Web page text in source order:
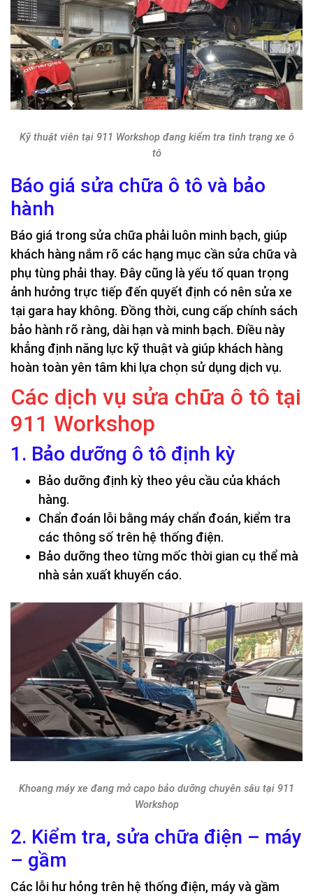
Kỹ thuật viên tại 911 Workshop đang kiểm tra tình trạng xe ô
tô
Báo giá sửa chữa ô tô và bảo
hành
Báo giá trong sửa chữa phải luôn minh bạch, giúp
khách hàng nắm rõ các hạng mục cần sửa chữa và
phụ tùng phải thay. Đây cũng là yếu tố quan trọng
ảnh hưởng trực tiếp đến quyết định có nên sửa xe
tại gara hay không. Đồng thời, cung cấp chính sách
bảo hành rõ ràng, dài hạn và minh bạch. Điều này
khẳng định năng lực kỹ thuật và giúp khách hàng
hoàn toàn yên tâm khi lựa chọn sử dụng dịch vụ.
Các dịch vụ sửa chữa ô tô tại
911 Workshop
1. Bảo dưỡng ô tô định kỳ
Bảo dưỡng định kỳ theo yêu cầu của khách
hàng.
Chẩn đoán lỗi bằng máy chẩn đoán, kiểm tra
các thông số trên hệ thống điện.
Bảo dưỡng theo từng mốc thời gian cụ thể mà
nhà sản xuất khuyến cáo.
Khoang máy xe đang mở capo bảo dưỡng chuyên sâu tại 911
Workshop
2. Kiểm tra, sửa chữa điện – máy
– gầm
Các lỗi hư hỏng trên hệ thống điện, máy và gầm